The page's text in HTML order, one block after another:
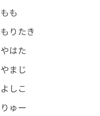
もも
もりたき
やはた
やまじ
よしこ
りゅー